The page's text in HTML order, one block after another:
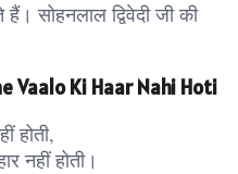
सोहनलाल द्विवेदी जी की
Vaalo Ki Haar Nahi Hoti
होती,
नहीं होती।